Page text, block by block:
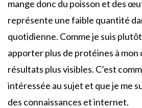
mange donc du poisson et des
représente une faible quantité
quotidienne. Comme je suis plutôt
apporter plus de protéines à mon
résultats plus visibles. C’est
intéressée au sujet et que je me
des connaissances et internet.